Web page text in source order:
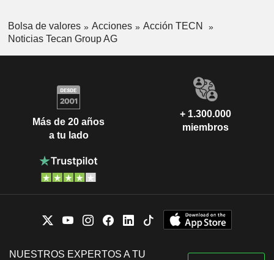
Bolsa de valores Acciones
Acción TECN
Noticias Tecan Group AG
Más de 20 años
a tu lado
+ 1.300.000
miembros
NUESTROS EXPERTOS A TU